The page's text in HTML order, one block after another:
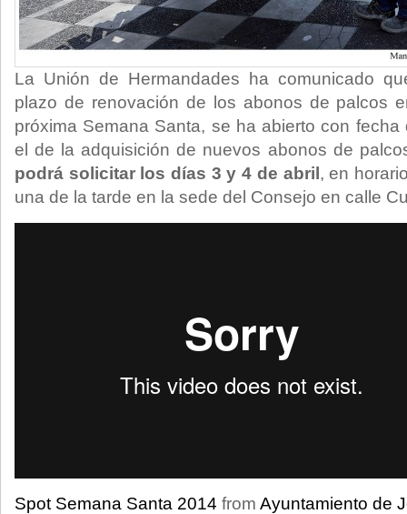
La Unión de Hermandades ha comunicado
plazo de renovación de los abonos de palcos
próxima Semana Santa, se ha abierto con
el de la adquisición de nuevos abonos de
podrá solicitar los días 3 y 4 de abril , en
una de la tarde en la sede del Consejo en calle
Spot Semana Santa 2014 from Ayuntamiento de